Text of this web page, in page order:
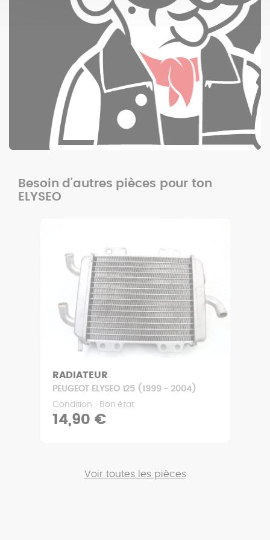
Besoin d'autres pièces pour ton
ELYSEO
RADIATEUR
PEUGEOT ELYSEO 125 (1999 - 2004)
Condition : Bon état
14,90 €
Voir toutes les pièces